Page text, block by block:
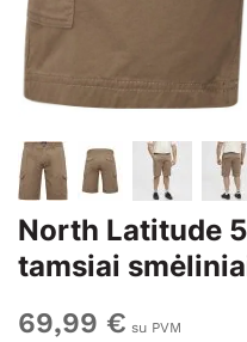
North Latitude
tamsiai
69,99 € su PVM